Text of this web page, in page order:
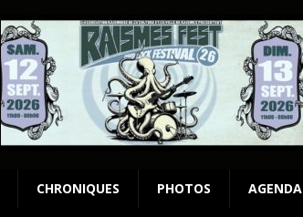
CHRONIQUES PHOTOS AGENDA